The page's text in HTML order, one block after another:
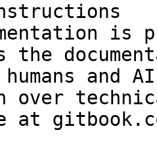
is
the
and
over
at